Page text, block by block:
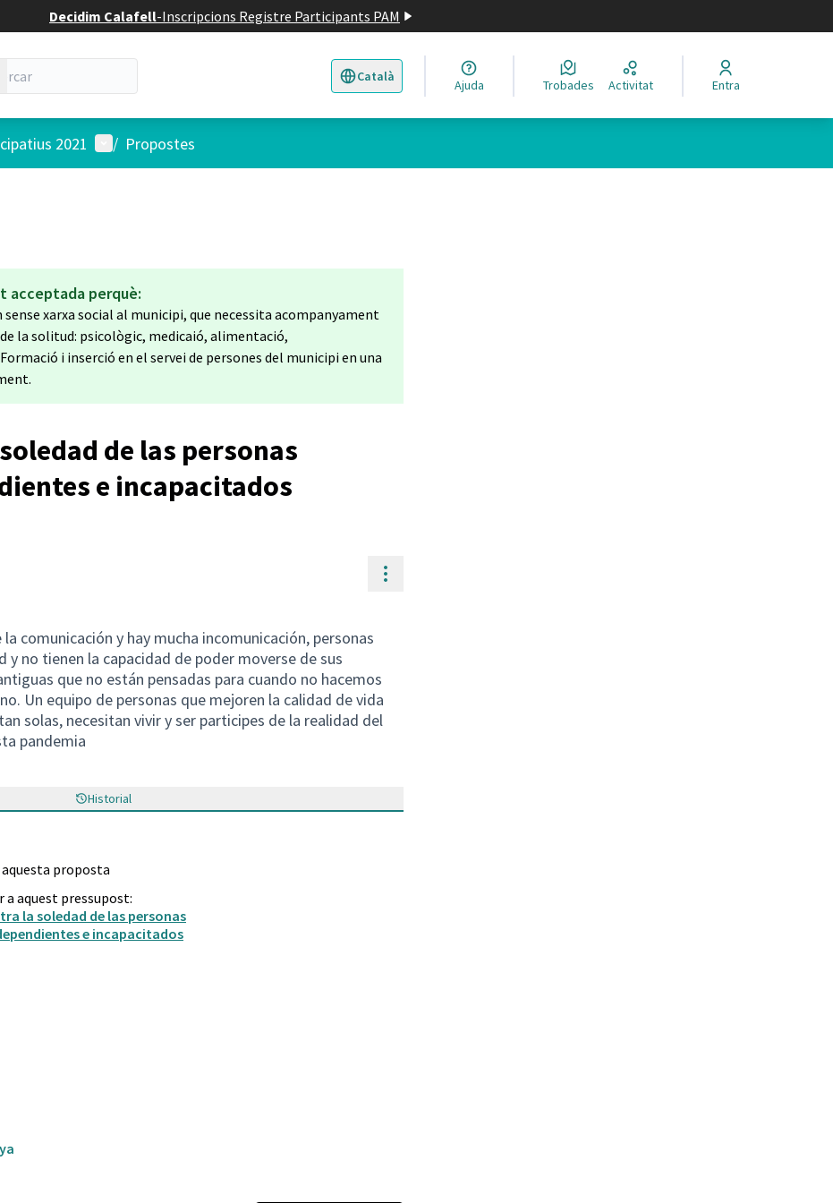
Decidim Calafell-Inscripcions Registre Participants PAM
Català
Triar la llengua Elegir el idioma
Ajuda Trobades Activitat Entra
2021 Menú d'usuari
/ Propostes
acceptada perquè:
xarxa social al municipi, que necessita acompanyament
la solitud: psicològic, medicaió, alimentació,
i inserció en el servei de persones del municipi en una
de las personas
e incapacitados
Controls de recursos
comunicación y hay mucha incomunicación, personas
y no tienen la capacidad de poder moverse de sus
que no están pensadas para cuando no hacemos
Un equipo de personas que mejoren la calidad de vida
solas, necesitan vivir y ser participes de la realidad del
pandemia
Historial
aquesta proposta
a aquest pressupost:
la soledad de las personas
e incapacitados